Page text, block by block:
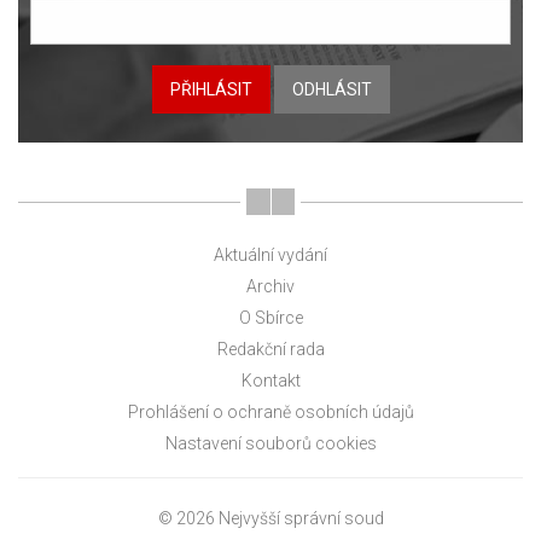
PŘIHLÁSIT ODHLÁSIT
Aktuální vydání
Archiv
O Sbírce
Redakční rada
Kontakt
Prohlášení o ochraně osobních údajů
Nastavení souborů cookies
© 2026 Nejvyšší správní soud